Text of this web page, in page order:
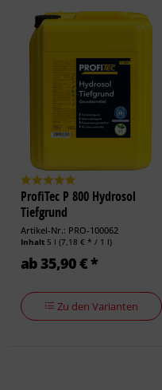
ProfiTec P 800 Hydrosol
Tiefgrund
Artikel-Nr.: PRO-100062
Inhalt 5 l(7,18 € * / 1 l)
ab 35,90 € *
Zu den Varianten